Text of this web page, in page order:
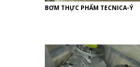
BƠM THỰC PHẨM TECNICA-Ý